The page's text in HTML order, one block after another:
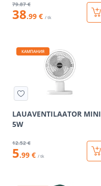
79.87 €
38.99 € / tk
КАМПАНИЯ
LAUAVENTILAATOR MINI
5W
12.52 €
5.99 € / tk